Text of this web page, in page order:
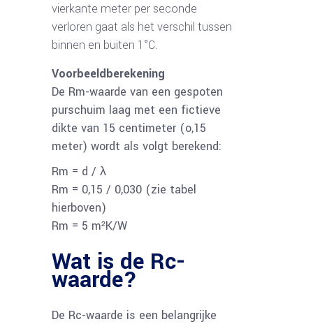
vierkante meter per seconde
verloren gaat als het verschil tussen
binnen en buiten 1°C.
Voorbeeldberekening
De Rm-waarde van een gespoten
purschuim laag met een fictieve
dikte van 15 centimeter (o,15
meter) wordt als volgt berekend:
Rm = d / λ
Rm = 0,15 / 0,030 (zie tabel
hierboven)
Rm = 5 m²K/W
Wat is de Rc-
waarde?
De Rc-waarde is een belangrijke